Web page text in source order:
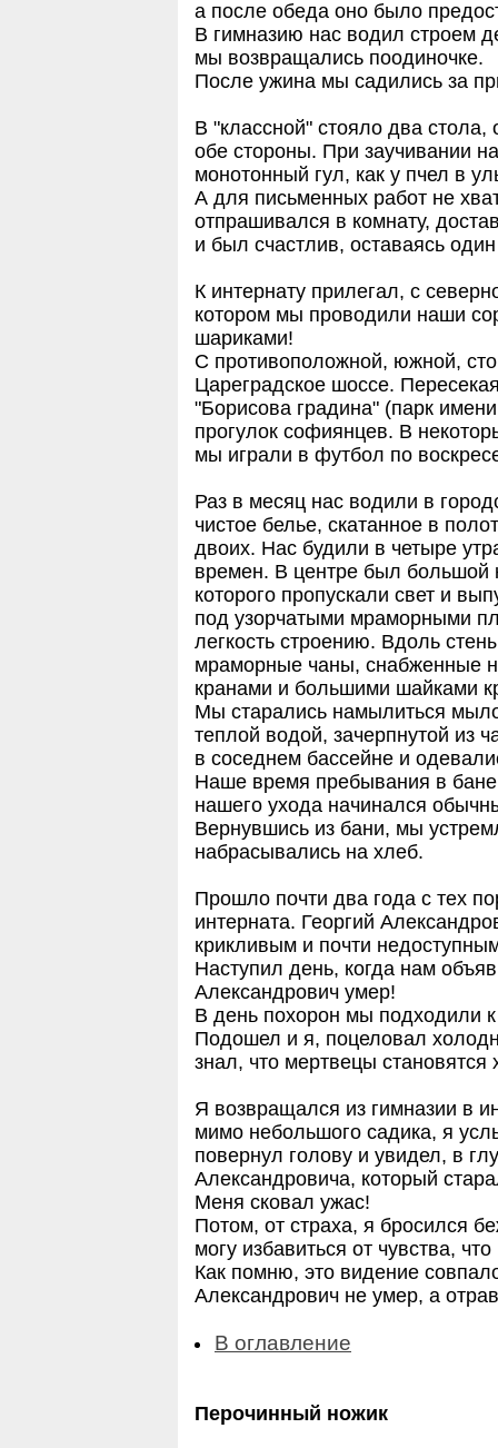
а после обеда оно было
В гимназию нас водил строем
мы возвращались поодиночке.
После ужина мы садились за
В "классной" стояло два стола,
обе стороны. При заучивании
монотонный гул, как у пчел в
А для письменных работ не
отпрашивался в комнату,
и был счастлив, оставаясь
К интернату прилегал, с
котором мы проводили наши
шариками!
С противоположной, южной,
Цареградское шоссе.
"Борисова градина" (парк
прогулок софиянцев. В
мы играли в футбол по
Раз в месяц нас водили в
чистое белье, скатанное в
двоих. Нас будили в четыре
времен. В центре был большой
которого пропускали свет и
под узорчатыми мраморными
легкость строению. Вдоль
мраморные чаны, снабженные
кранами и большими шайками
Мы старались намылиться
теплой водой, зачерпнутой из
в соседнем бассейне и
Наше время пребывания в
нашего ухода начинался
Вернувшись из бани, мы
набрасывались на хлеб.
Прошло почти два года с тех
интерната. Георгий
крикливым и почти
Наступил день, когда нам
Александрович умер!
В день похорон мы подходили
Подошел и я, поцеловал
знал, что мертвецы
Я возвращался из гимназии в
мимо небольшого садика, я
повернул голову и увидел, в
Александровича, который
Меня сковал ужас!
Потом, от страха, я бросился
могу избавиться от чувства,
Как помню, это видение
Александрович не умер, а
В оглавление
Перочинный ножик